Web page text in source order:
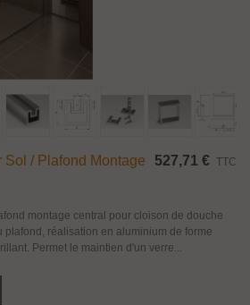
Sol / Plafond Montage
527,71 € TTC
montage central pour cloison de douche
plafond, réalisation en aluminium de forme
Permet le maintien d'un verre...